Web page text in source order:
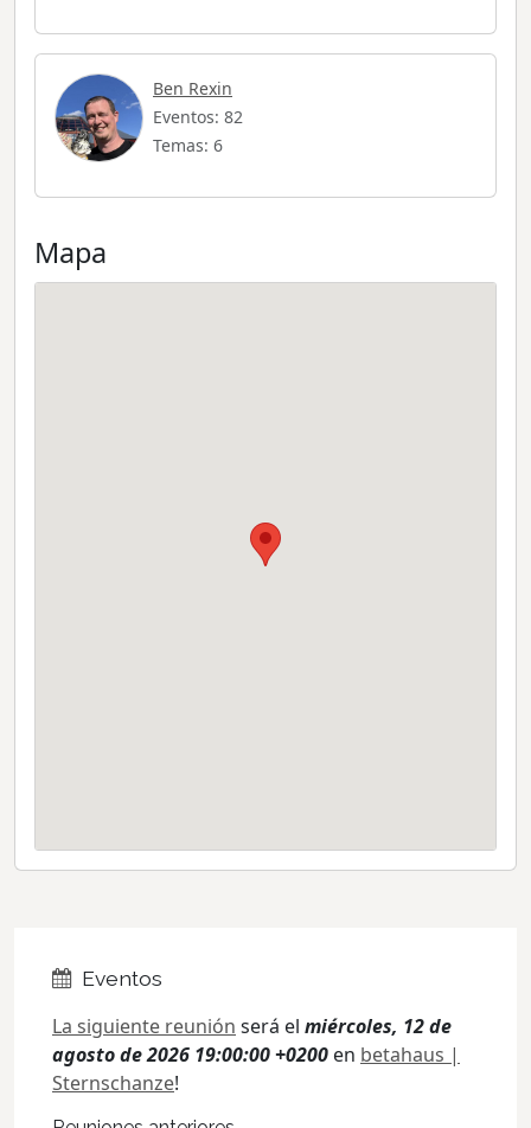
Ben Rexin
Eventos: 82
Temas: 6
Mapa
Eventos
La siguiente reunión será el miércoles, 12 de
agosto de 2026 19:00:00 +0200 en betahaus |
Sternschanze!